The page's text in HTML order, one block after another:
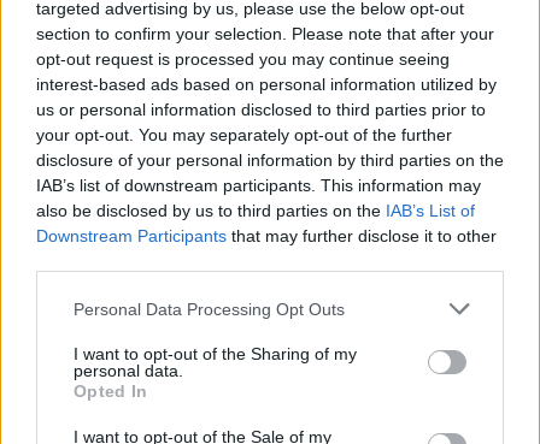
targeted advertising by us, please use the below opt-out
section to confirm your selection. Please note that after your
opt-out request is processed you may continue seeing
interest-based ads based on personal information utilized by
us or personal information disclosed to third parties prior to
your opt-out. You may separately opt-out of the further
disclosure of your personal information by third parties on the
IAB’s list of downstream participants. This information may
also be disclosed by us to third parties on the IAB’s List of
Downstream Participants that may further disclose it to other
Personal Data Processing Opt Outs
I want to opt-out of the Sharing of my
personal data.
Opted In
I want to opt-out of the Sale of my
κατάσταση οχημάτων
ποτέ
ΔΙΑΦΗΜΙΣΗ